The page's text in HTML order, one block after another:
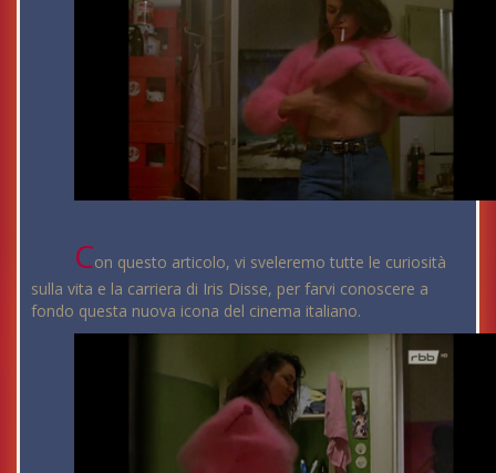
Con questo articolo, vi sveleremo tutte le curiosità
sulla vita e la carriera di Iris Disse, per farvi conoscere a
fondo questa nuova icona del cinema italiano.